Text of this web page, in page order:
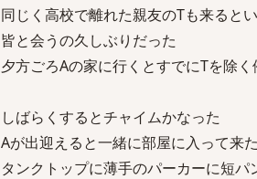
同じく高校で離れた親友のTも来ると
皆と会うの久しぶりだった
夕方ごろAの家に行くとすでにTを除
しばらくするとチャイムかなった
Aが出迎えると一緒に部屋に入って来
タンクトップに薄手のパーカーに短パ